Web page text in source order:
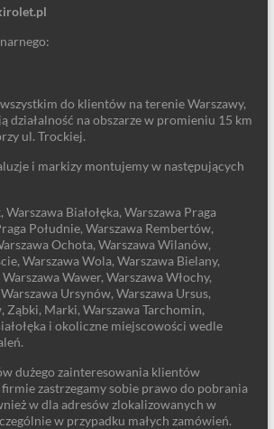
do klientów na terenie Warszawy,
działalność na obszarze w promieniu 15 km
ul. Trockiej.
i markizy montujemy w następujących
Warszawa Białołęka, Warszawa Praga
Południe, Warszawa Rembertów,
Ochota, Warszawa Wilanów,
Warszawa Wola, Warszawa Bielany,
Wawer, Warszawa Włochy,
Ursynów, Warszawa Ursus,
Ząbki, Marki, Warszawa Tarchomin,
i okoliczne miejscowości wedle
dużego zainteresowania klientów
zastrzegamy sobie prawo do pobrania
w dla adresów zlokalizowanych w
w przypadku małych zamówień.